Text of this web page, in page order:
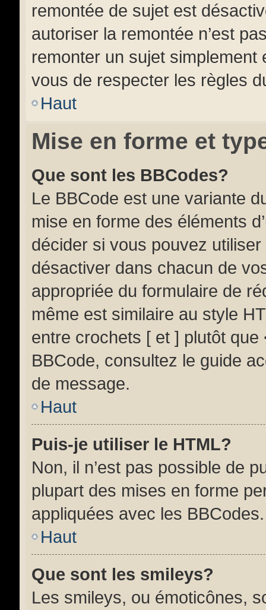
remontée de sujet est
autoriser la remontée n’est
remonter un sujet
vous de respecter les règles
Haut
Mise en forme et
Que sont les BBCodes?
Le BBCode est une variante
mise en forme des éléments
décider si vous pouvez
désactiver dans chacun de
appropriée du formulaire de
même est similaire au style
entre crochets [ et ] plutôt que
BBCode, consultez le guide
de message.
Haut
Puis-je utiliser le HTML?
Non, il n’est pas possible de
plupart des mises en forme
appliquées avec les BBCodes.
Haut
Que sont les smileys?
Les smileys, ou émoticônes,